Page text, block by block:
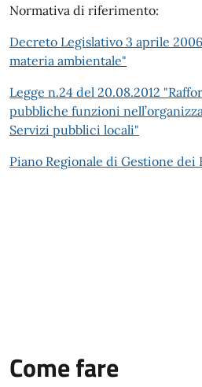
Normativa di riferimento:
Decreto Legislativo 3 aprile
materia ambientale"
Legge n.24 del 20.08.2012
pubbliche funzioni
Servizi pubblici locali"
Piano Regionale di Gestione
Come fare